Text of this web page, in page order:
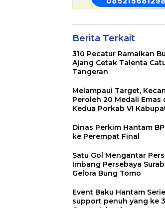
Berita Terkait
310 Pecatur Ramaikan
Ajang Cetak Talenta
Tangeran
Melampaui Target,
Peroleh 20 Medali Emas
Kedua Porkab VI
Dinas Perkim Hantam
ke Perempat Final
Satu Gol Mengantar
Imbang Persebaya
Gelora Bung Tomo
Event Baku Hantam
support penuh yang ke